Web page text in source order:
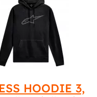
HOODIE 3,